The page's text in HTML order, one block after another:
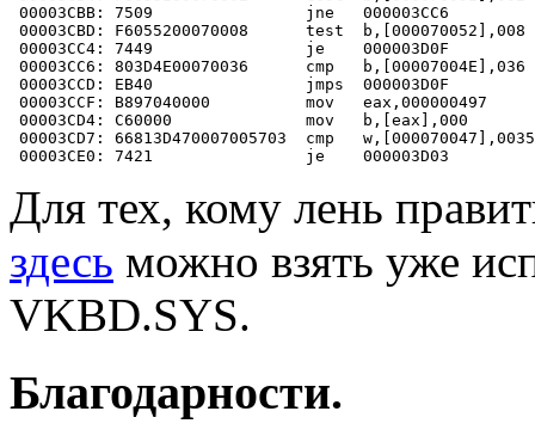
00003CBB: 7509                jne   000003CC6
00003CBD: F6055200070008      test  b,[000070052],008
00003CC4: 7449                je    000003D0F
00003CC6: 803D4E00070036      cmp
00003CCD: EB40                jmps  000003D0F
00003CCF: B897040000          mov   eax,000000497
00003CD4: C60000              mov   b,[eax],000
00003CD7: 66813D470007005703  cmp
Для тех, кому лень
здесь можно взять уже
VKBD.SYS.
Благодарности.